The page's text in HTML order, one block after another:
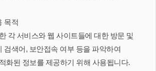
목적
각 서비스와 웹 사이트들에 대한 방문 및
검색어, 보안접속 여부 등을 파악하여
화된 정보를 제공하기 위해 사용됩니다.